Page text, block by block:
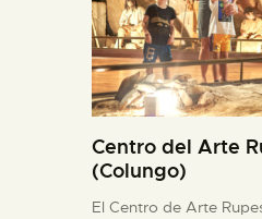
Centro del Arte
(Colungo)
El Centro de Arte